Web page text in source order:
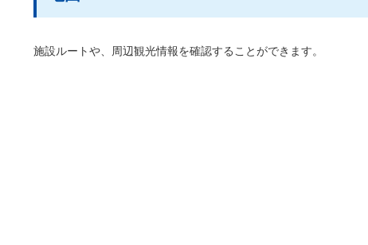
施設ルートや、周辺観光情報を確認することができます。